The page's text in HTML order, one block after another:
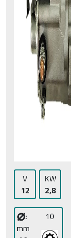
V
12
KW
2,8
⌀:
mm
10